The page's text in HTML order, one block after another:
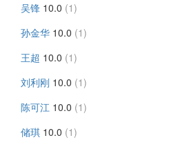
吴锋 10.0 (1)
孙金华 10.0 (1)
王超 10.0 (1)
刘利刚 10.0 (1)
陈可江 10.0 (1)
储琪 10.0 (1)